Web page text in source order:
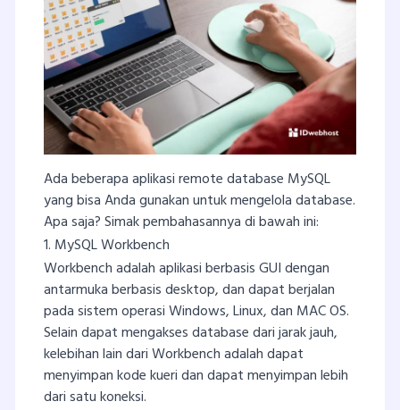
Ada beberapa aplikasi remote database MySQL
yang bisa Anda gunakan untuk mengelola database.
Apa saja? Simak pembahasannya di bawah ini:
1. MySQL Workbench
Workbench adalah aplikasi berbasis GUI dengan
antarmuka berbasis desktop, dan dapat berjalan
pada sistem operasi Windows, Linux, dan MAC OS.
Selain dapat mengakses database dari jarak jauh,
kelebihan lain dari Workbench adalah dapat
menyimpan kode kueri dan dapat menyimpan lebih
dari satu koneksi.